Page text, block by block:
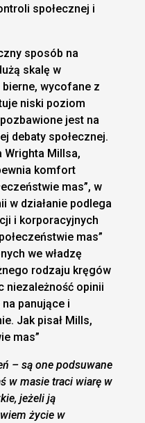
społecznej i
sposób na
skalę w
wycofane z
niski poziom
jest na
debaty społecznej.
Wrighta Millsa,
komfort
mas”, w
w działanie podlega
i korporacyjnych
mas”
we władzę
rodzaju kręgów
niezależność opinii
panujące i
Jak pisał Mills,
mas”
– są one podsuwane
w masie traci wiarę w
jeżeli ją
życie w